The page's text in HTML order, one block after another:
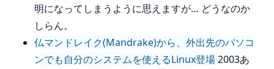
明になってしまうように思えますが… どうなのか
しらん。
仏マンドレイク(Mandrake)から、外出先のパソコ
ンでも自分のシステムを使えるLinux登場2003あ